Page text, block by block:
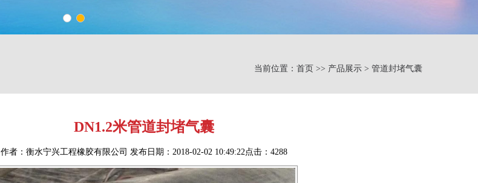
当前位置：首页 >> 产品展示 > 管道封堵气囊
DN1.2米管道封堵气囊
作者：衡水宁兴工程橡胶有限公司 发布日期：2018-02-02 10:49:22点击：4288